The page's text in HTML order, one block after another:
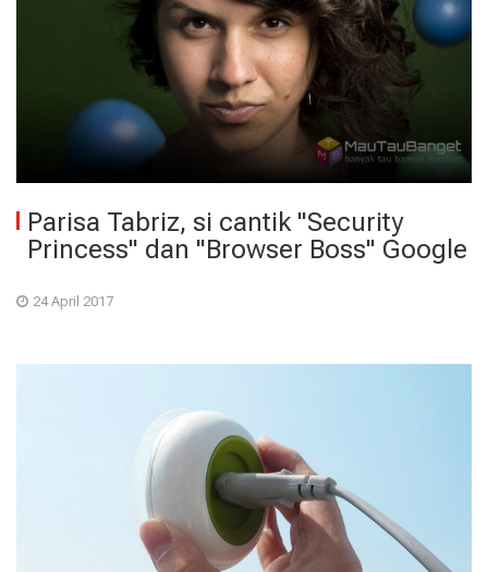
Parisa Tabriz, si cantik "Security
Princess" dan "Browser Boss" Google
24 April 2017